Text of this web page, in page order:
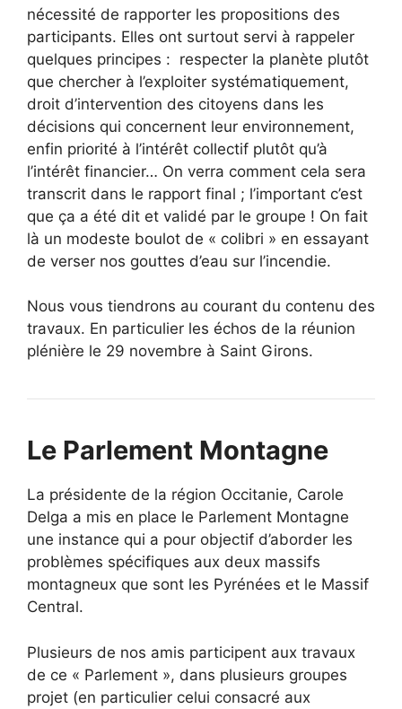
nécessité de rapporter les propositions des
participants. Elles ont surtout servi à rappeler
quelques principes : respecter la planète plutôt
que chercher à l’exploiter systématiquement,
droit d’intervention des citoyens dans les
décisions qui concernent leur environnement,
enfin priorité à l’intérêt collectif plutôt qu’à
l’intérêt financier… On verra comment cela sera
transcrit dans le rapport final ; l’important c’est
que ça a été dit et validé par le groupe ! On fait
là un modeste boulot de « colibri » en essayant
de verser nos gouttes d’eau sur l’incendie.
Nous vous tiendrons au courant du contenu des
travaux. En particulier les échos de la réunion
plénière le 29 novembre à Saint Girons.
Le Parlement Montagne
La présidente de la région Occitanie, Carole
Delga a mis en place le Parlement Montagne
une instance qui a pour objectif d’aborder les
problèmes spécifiques aux deux massifs
montagneux que sont les Pyrénées et le Massif
Central.
Plusieurs de nos amis participent aux travaux
de ce « Parlement », dans plusieurs groupes
projet (en particulier celui consacré aux